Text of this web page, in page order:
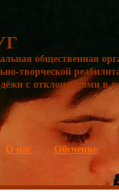
общественная
творческой
с отклонениями в
О нас Обучение